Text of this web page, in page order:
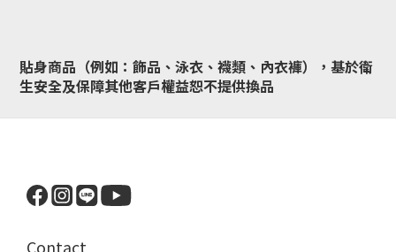
貼身商品（例如：飾品、泳衣、襪類、內衣褲），基於衛
生安全及保障其他客戶權益恕不提供換品
Contact